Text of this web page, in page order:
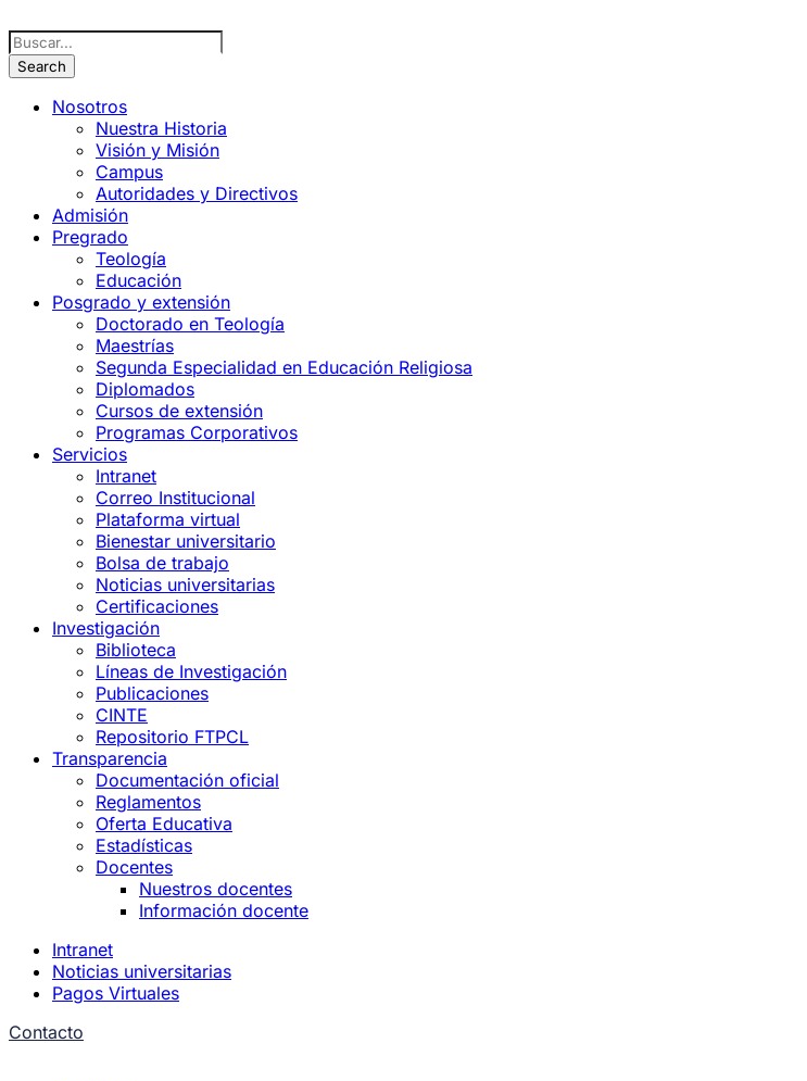
Nosotros
Nuestra Historia
Visión y Misión
Campus
Autoridades y Directivos
Admisión
Pregrado
Teología
Educación
Posgrado y extensión
Doctorado en Teología
Maestrías
Segunda Especialidad en Educación Religiosa
Diplomados
Cursos de extensión
Programas Corporativos
Servicios
Intranet
Correo Institucional
Plataforma virtual
Bienestar universitario
Bolsa de trabajo
Noticias universitarias
Certificaciones
Investigación
Biblioteca
Líneas de Investigación
Publicaciones
CINTE
Repositorio FTPCL
Transparencia
Documentación oficial
Reglamentos
Oferta Educativa
Estadísticas
Docentes
Nuestros docentes
Información docente
Intranet
Noticias universitarias
Pagos Virtuales
Contacto